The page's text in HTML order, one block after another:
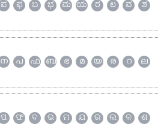
ಪ ಫ ಬ ಭ ಮ ಯ ರ ಲ ವ
ಶ
ന പ ഫ ബ ഭ മ യ ര റ
ല
ପ ଫ ବ ଭ ମ ଯ ର ଲ ଳ
ଶ